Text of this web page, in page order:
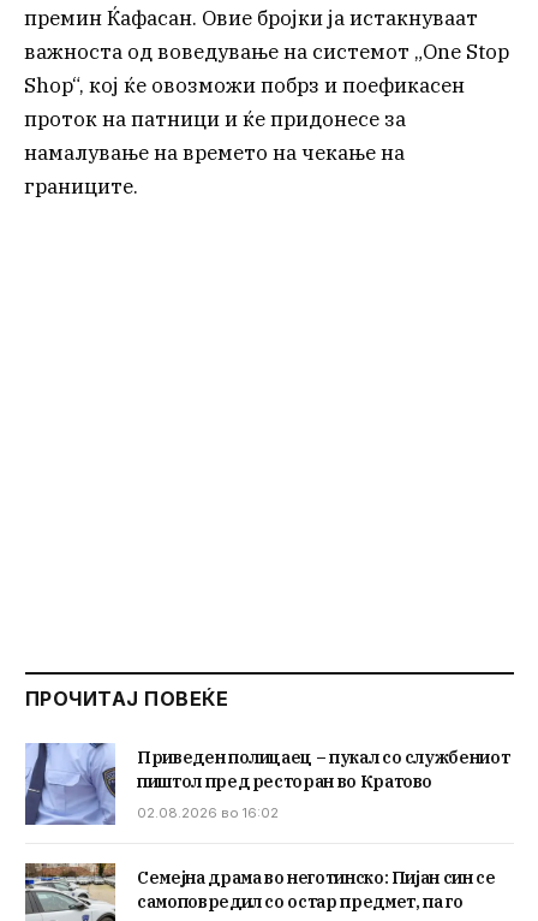
премин Ќафасан. Овие бројки ја истакнуваат
важноста од воведување на системот „One Stop
Shop“, кој ќе овозможи побрз и поефикасен
проток на патници и ќе придонесе за
намалување на времето на чекање на
границите.
ПРОЧИТАЈ ПОВЕЌЕ
Приведен полицаец – пукал со службениот
пиштол пред ресторан во Кратово
02.08.2026 во 16:02
Семејна драма во неготинско: Пијан син се
самоповредил со остар предмет, па го